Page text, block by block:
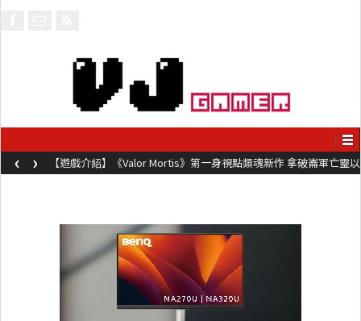
【遊戲介紹】《Valor Mortis》第一身視點類魂新作 拿破崙軍亡靈以
槍械劍與魔法殺敵
‹ ›